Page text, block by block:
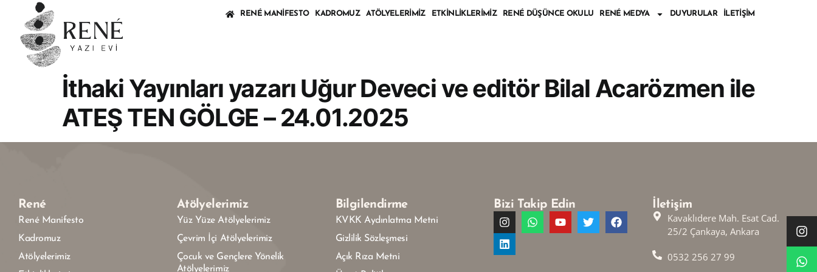
RENÉ MANIFESTO KADROMUZ ATÖLYELERIMIZ ETKINLIKLERIMIZ RENÉ DÜŞÜNCE OKULU RENÉ MEDYA DUYURULAR İLETIŞIM
İthaki Yayınları yazarı Uğur Deveci ve editör Bilal Acarözmen ile
ATEŞ TEN GÖLGE – 24.01.2025
René
René Manifesto
Kadromuz
Atölyelerimiz
Atölyelerimiz
Yüz Yüze Atölyelerimiz
Çevrim İçi Atölyelerimiz
Çocuk ve Gençlere Yönelik
Atölyelerimiz
Bilgilendirme
KVKK Aydınlatma Metni
Gizlilik Sözleşmesi
Açık Rıza Metni
Bizi Takip Edin
İletişim
Kavaklıdere Mah. Esat Cad.
25/2 Çankaya, Ankara
0532 256 27 99